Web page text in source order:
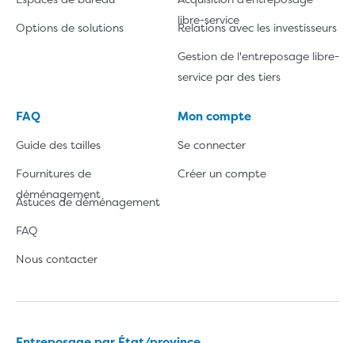
Options de solutions
libre-service
Relations avec les investisseurs
Gestion de l'entreposage libre-
service par des tiers
FAQ
Guide des tailles
Fournitures de
déménagement
Astuces de déménagement
FAQ
Nous contacter
Mon compte
Se connecter
Créer un compte